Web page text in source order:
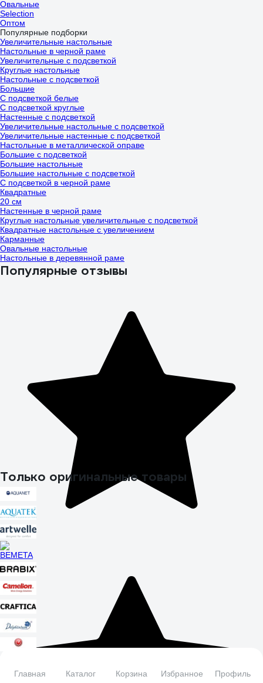
Главная Каталог Корзина Избранное Профиль
Овальные
Selection
Оптом
Популярные подборки
Увеличительные настольные
Настольные в черной раме
Увеличительные с подсветкой
Круглые настольные
Настольные с подсветкой
Большие
С подсветкой белые
С подсветкой круглые
Настенные с подсветкой
Увеличительные настольные с подсветкой
Увеличительные настенные с подсветкой
Настольные в металлической оправе
Большие с подсветкой
Большие настольные
Большие настольные с подсветкой
С подсветкой в черной раме
Квадратные
20 см
Настенные в черной раме
Круглые настольные увеличительные с подсветкой
Квадратные настольные с увеличением
Карманные
Овальные настольные
Настольные в деревянной раме
Популярные отзывы
Только оригинальные товары